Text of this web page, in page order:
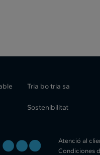
Tria bo tria sa
Sostenibilitat
Atenció al
Condiciones